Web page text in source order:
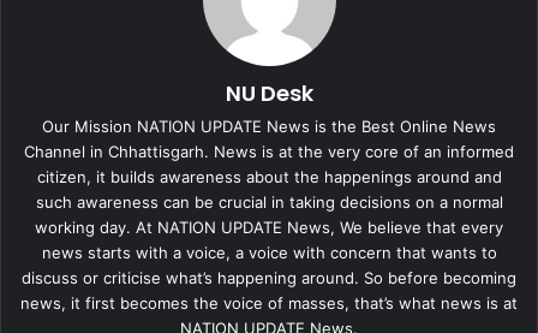
केबिनेट मंत्री शिव डहरिया ने कहा कि BJP विधायक अजय चंद्राकर, बृजमोहन
सख्त कार्रवाई की जाए।
NU Desk
Our Mission NATION UPDATE News is the Best Online News
Channel in Chhattisgarh. News is at the very core of an informed
citizen, it builds awareness about the happenings around and
such awareness can be crucial in taking decisions on a normal
working day. At NATION UPDATE News, We believe that every
news starts with a voice, a voice with concern that wants to
discuss or criticise what’s happening around. So before becoming
news, it first becomes the voice of masses, that’s what news is at
NATION UPDATE News.